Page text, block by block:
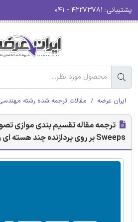
پشتیبانی:
ایران عرضه مقالات ترجمه شده رشته
Sweeps بر روی پردازنده چند هسته ای و GPU - نشریه IEEE